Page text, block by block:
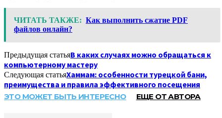
ЧИТАТЬ ТАКЖЕ: Как выполнить сжатие PDF
файлов онлайн?
Предыдущая статьяВ каких случаях можно обращаться к
компьютерному мастеру
Следующая статьяХаммам: особенности турецкой бани,
преимущества и правила эффективного посещения
ЭТО МОЖЕТ БЫТЬ ИНТЕРЕСНО ЕЩЕ ОТ АВТОРА